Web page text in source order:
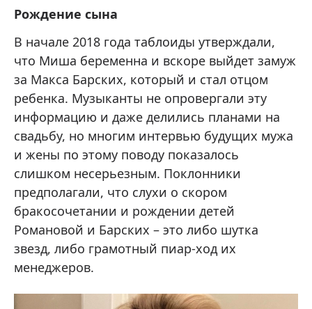
Рождение сына
В начале 2018 года таблоиды утверждали,
что Миша беременна и вскоре выйдет замуж
за Макса Барских, который и стал отцом
ребенка. Музыканты не опровергали эту
информацию и даже делились планами на
свадьбу, но многим интервью будущих мужа
и жены по этому поводу показалось
слишком несерьезным. Поклонники
предполагали, что слухи о скором
бракосочетании и рождении детей
Романовой и Барских – это либо шутка
звезд, либо грамотный пиар-ход их
менеджеров.